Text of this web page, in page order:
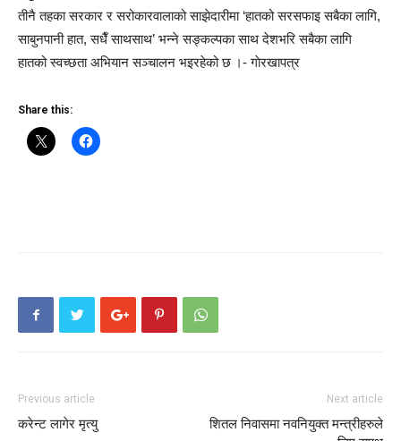
तीनै तहका सरकार र सरोकारवालाको साझेदारीमा ‘हातको सरसफाइ सबैका लागि,
साबुनपानी हात, सधैँ साथसाथ’ भन्ने सङ्कल्पका साथ देशभरि सबैका लागि
हातको स्वच्छता अभियान सञ्चालन भइरहेको छ ।- गाेरखापत्र
Share this:
Previous article
करेन्ट लागेर मृत्यु
Next article
शितल निवासमा नवनियुक्त मन्त्रीहरुले